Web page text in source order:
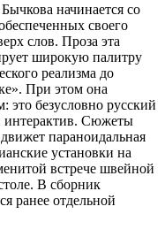
начинается со
своего
слов. Проза эта
широкую палитру
реализма до
При этом она
это безусловно русский
интерактив. Сюжеты
параноидальная
установки на
встрече швейной
В сборник
ранее отдельной